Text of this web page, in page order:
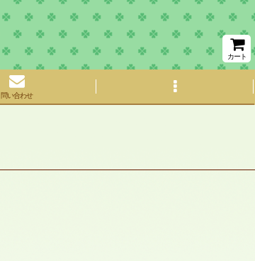
カート
問い合わせ